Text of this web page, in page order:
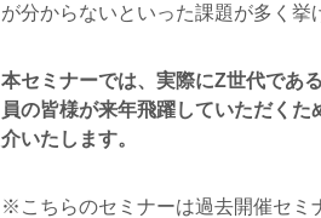
が分からないといった課題が多く挙
本セミナーでは、実際にZ世代であ
員の皆様が来年飛躍していただく
介いたします。
※こちらのセミナーは過去開催セミ